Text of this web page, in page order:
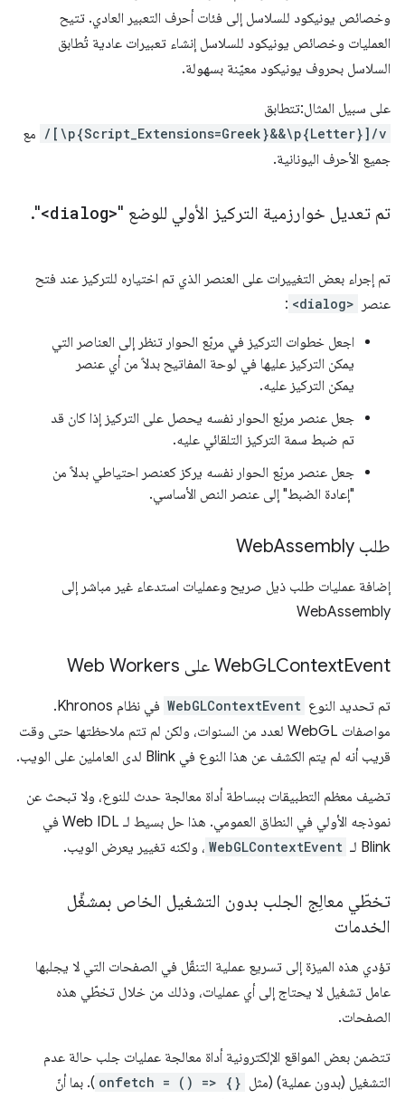
وخصائص يونيكود للسلاسل إلى فئات أحرف التعبير العادي. تتيح
العمليات وخصائص يونيكود للسلاسل إنشاء تعبيرات عادية تُطابق
السلاسل بحروف يونيكود معيّنة بسهولة.
على سبيل المثال:تتطابق
/[\p{Script_Extensions=Greek}&&\p{Letter}]/v مع
جميع الأحرف اليونانية.
تم تعديل خوارزمية التركيز الأولي للوضع "<dialog>
"
.
تم إجراء بعض التغييرات على العنصر الذي تم اختياره للتركيز عند فتح
عنصر
<dialog>
:
اجعل خطوات التركيز في مربّع الحوار تنظر إلى العناصر التي
يمكن التركيز عليها في لوحة المفاتيح بدلاً من أي عنصر
يمكن التركيز عليه.
جعل عنصر مربّع الحوار نفسه يحصل على التركيز إذا كان قد
تم ضبط سمة التركيز التلقائي عليه.
جعل عنصر مربّع الحوار نفسه يركز كعنصر احتياطي بدلاً من
"إعادة الضبط" إلى عنصر النص الأساسي.
طلب Web Assembly
إضافة عمليات طلب ذيل صريح وعمليات استدعاء غير مباشر إلى
WebAssembly
WebGLContextEvent على Web Workers
تم تحديد النوع WebGLContextEvent
في نظام Khronos.
مواصفات WebGL لعدد من السنوات، ولكن لم تتم ملاحظتها حتى وقت
قريب أنه لم يتم الكشف عن هذا النوع في Blink لدى العاملين على الويب.
تضيف معظم التطبيقات ببساطة أداة معالجة حدث للنوع، ولا تبحث عن
نموذجه الأولي في النطاق العمومي. هذا حل بسيط لـ Web IDL في
Blink لـ
WebGLContextEvent ، ولكنه تغيير يعرض الويب.
تخطّي معالِج الجلب بدون التشغيل الخاص بمشغِّل
الخدمات
تؤدي هذه الميزة إلى تسريع عملية التنقّل في الصفحات التي لا يجلبها
عامل تشغيل لا يحتاج إلى أي عمليات، وذلك من خلال تخطّي هذه
الصفحات.
تتضمن بعض المواقع الإلكترونية أداة معالجة عمليات جلب حالة عدم
التشغيل (بدون عملية) (مثل onfetch = () => {} ). بما أنّ